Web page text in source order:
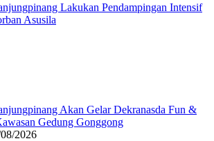
Lakukan Pendampingan Intensif
Asusila
Akan Gelar Dekranasda Fun &
Gedung Gonggong
2026